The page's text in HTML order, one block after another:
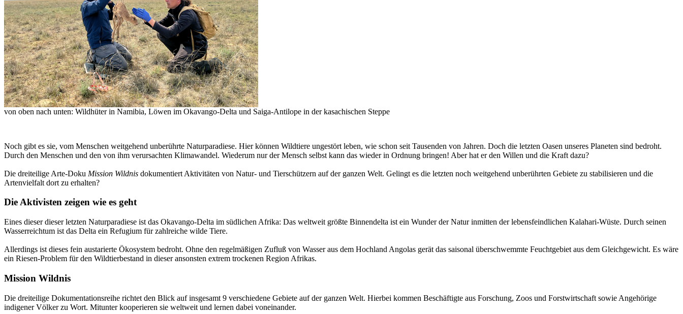
von oben nach unten: Wildhüter in Namibia, Löwen im Okavango-Delta und Saiga-Antilope in der kasachischen Steppe
Noch gibt es sie, vom Menschen weitgehend unberührte Naturparadiese. Hier können Wildtiere ungestört leben, wie schon seit Tausenden von Jahren. Doch die letzten Oasen unseres Planeten sind bedroht.
Durch den Menschen und den von ihm verursachten Klimawandel. Wiederum nur der Mensch selbst kann das wieder in Ordnung bringen! Aber hat er den Willen und die Kraft dazu?
Die dreiteilige Arte-Doku Mission Wildnis dokumentiert Aktivitäten von Natur- und Tierschützern auf der ganzen Welt. Gelingt es die letzten noch weitgehend unberührten Gebiete zu stabilisieren und die
Artenvielfalt dort zu erhalten?
Die Aktivisten zeigen wie es geht
Eines dieser dieser letzten Naturparadiese ist das Okavango-Delta im südlichen Afrika: Das weltweit größte Binnendelta ist ein Wunder der Natur inmitten der lebensfeindlichen Kalahari-Wüste. Durch seinen
Wasserreichtum ist das Delta ein Refugium für zahlreiche wilde Tiere.
Allerdings ist dieses fein austarierte Ökosystem bedroht. Ohne den regelmäßigen Zufluß von Wasser aus dem Hochland Angolas gerät das saisonal überschwemmte Feuchtgebiet aus dem Gleichgewicht. Es wäre
ein Riesen-Problem für den Wildtierbestand in dieser ansonsten extrem trockenen Region Afrikas.
Mission Wildnis
Die dreiteilige Dokumentationsreihe richtet den Blick auf insgesamt 9 verschiedene Gebiete auf der ganzen Welt. Hierbei kommen Beschäftigte aus Forschung, Zoos und Forstwirtschaft sowie Angehörige
indigener Völker zu Wort. Mitunter kooperieren sie weltweit und lernen dabei voneinander.